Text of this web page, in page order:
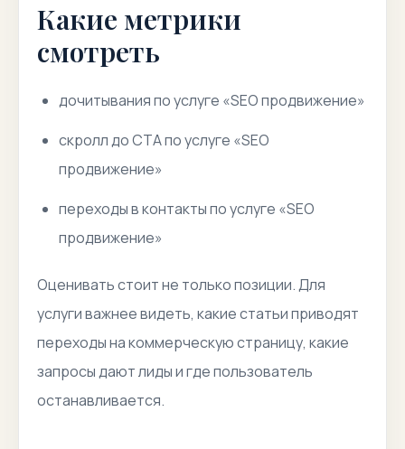
Какие метрики
смотреть
дочитывания по услуге «SEO продвижение»
скролл до CTA по услуге «SEO
продвижение»
переходы в контакты по услуге «SEO
продвижение»
Оценивать стоит не только позиции. Для
услуги важнее видеть, какие статьи приводят
переходы на коммерческую страницу, какие
запросы дают лиды и где пользователь
останавливается.